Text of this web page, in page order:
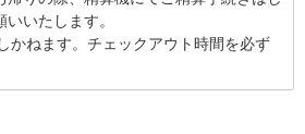
いたします。
かねます。チェックアウト時間を必ず